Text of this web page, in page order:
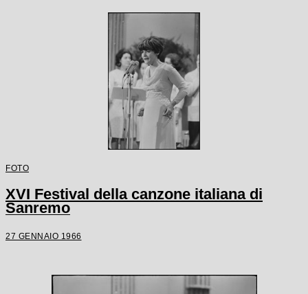
FOTO
XVI Festival della canzone italiana di
Sanremo
27 GENNAIO 1966